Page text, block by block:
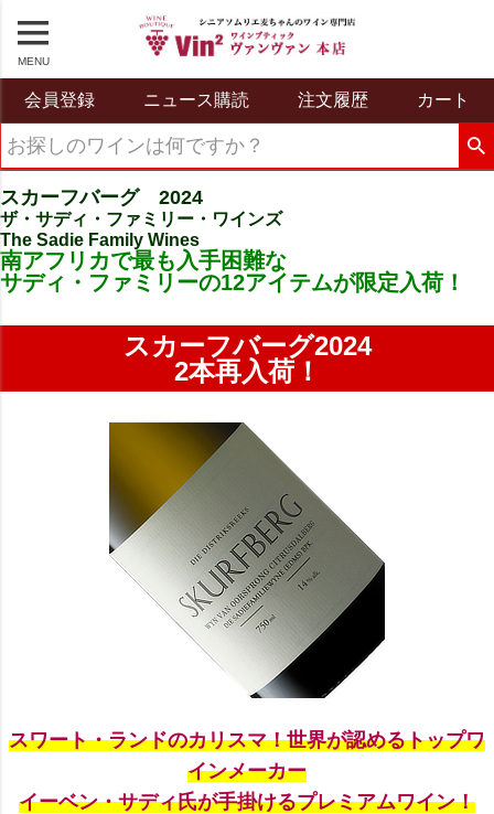
MENU
会員登録 ニュース購読 注文履歴 カート
スカーフバーグ 2024
ザ・サディ・ファミリー・ワインズ
The Sadie Family Wines
南アフリカで最も入手困難な
サディ・ファミリーの12アイテムが限定入荷！
スカーフバーグ2024
2本再入荷！
スワート・ランドのカリスマ！世界が認めるトップワ
インメーカー
イーベン・サディ氏が手掛けるプレミアムワイン！